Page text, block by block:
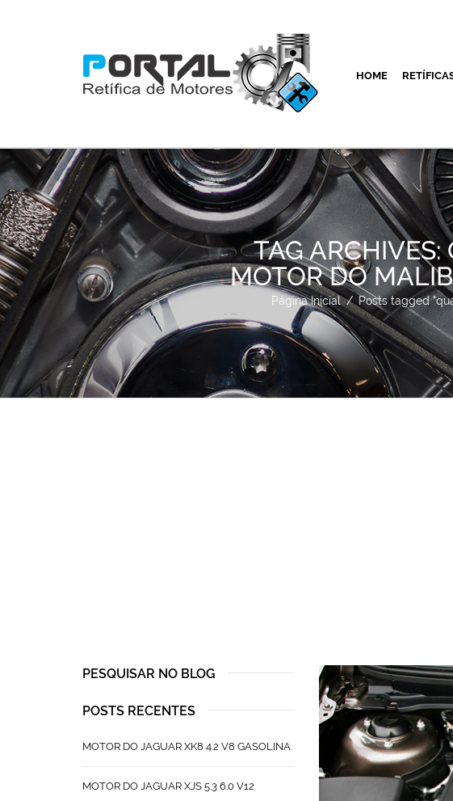
HOME
TAG
MOTOR DO
Página Inicial / Posts tagged
PESQUISAR NO BLOG
POSTS RECENTES
MOTOR DO JAGUAR XK8 4.2 V8 GASOLINA
MOTOR DO JAGUAR XJS 5.3 6.0 V12